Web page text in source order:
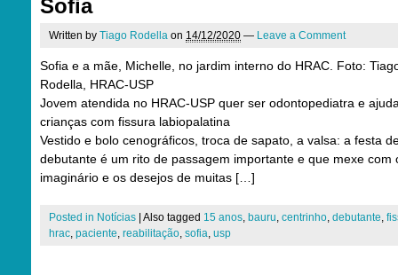
Sofia
Written by Tiago Rodella on 14/12/2020 — Leave a Comment
Sofia e a mãe, Michelle, no jardim interno do HRAC. Foto:
Rodella, HRAC-USP
Jovem atendida no HRAC-USP quer ser odontopediatra e
crianças com fissura labiopalatina
Vestido e bolo cenográficos, troca de sapato, a valsa: a festa
debutante é um rito de passagem importante e que mexe com
imaginário e os desejos de muitas […]
Posted in Notícias Also tagged 15 anos, bauru, centrinho, debutante,
hrac, paciente, reabilitação, sofia, usp